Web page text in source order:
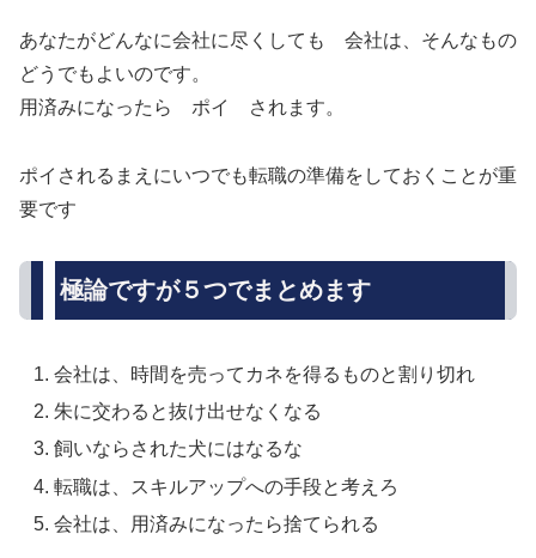
あなたがどんなに会社に尽くしても 会社は、そんなもの
どうでもよいのです。
用済みになったら ポイ されます。
ポイされるまえにいつでも転職の準備をしておくことが重
要です
極論ですが５つでまとめます
会社は、時間を売ってカネを得るものと割り切れ
朱に交わると抜け出せなくなる
飼いならされた犬にはなるな
転職は、スキルアップへの手段と考えろ
会社は、用済みになったら捨てられる